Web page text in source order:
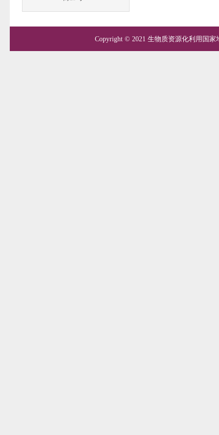
Copyright © 2021 生物质资源化利用国家